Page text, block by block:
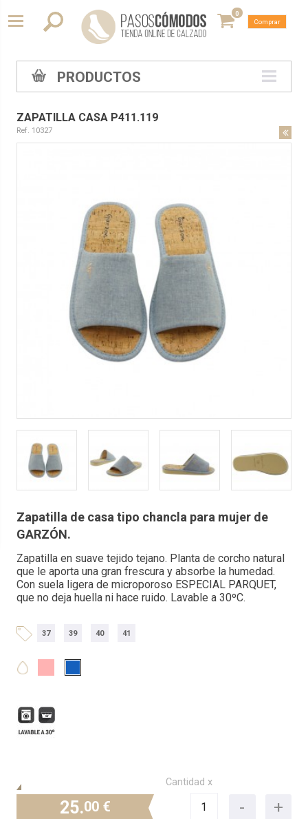
0
Comprar
PRODUCTOS
ZAPATILLA CASA P411.119
Ref. 10327
Zapatilla de casa tipo chancla para mujer de
GARZÓN.
Zapatilla en suave tejido tejano. Planta de corcho natural
que le aporta una gran frescura y absorbe la humedad.
Con suela ligera de microporoso ESPECIAL PARQUET,
que no deja huella ni hace ruido. Lavable a 30ºC.
37 39 40 41
25.00 €
Cantidad x